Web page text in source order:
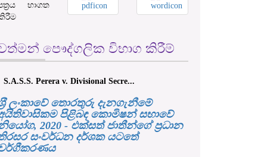
භාගත
පෞද්ගලික විභාග කිරීම්
S.A.S.S. Perera v. Divisional Secre...
ලංකාවේ තොරතුරු දැනගැනීමේ
පිළිබඳ කොමිෂන් සභාවේ
2020 - එක්සත් ජාතීන්ගේ ප්‍රධාන
සංවර්ධන දර්ශක යටතේ